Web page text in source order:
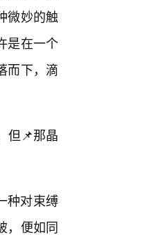
微妙的触
是在一个
而下，滴
但📌那晶
种对束缚
，便如同